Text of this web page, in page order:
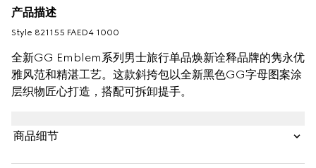
产品描述
Style ‎821155 FAED4 1000
全新GG Emblem系列男士旅行单品焕新诠释品牌的隽永优
雅风范和精湛工艺。这款斜挎包以全新黑色GG字母图案涂
层织物匠心打造，搭配可拆卸提手。
商品细节